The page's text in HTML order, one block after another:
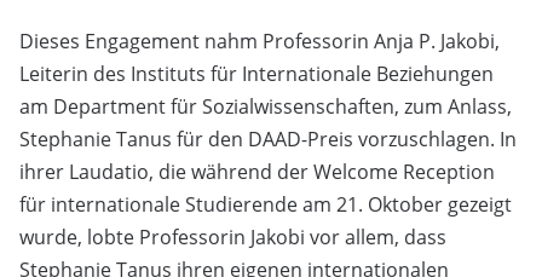
Dieses Engagement nahm Professorin Anja P. Jakobi,
Leiterin des Instituts für Internationale Beziehungen
am Department für Sozialwissenschaften, zum Anlass,
Stephanie Tanus für den DAAD-Preis vorzuschlagen. In
ihrer Laudatio, die während der Welcome Reception
für internationale Studierende am 21. Oktober gezeigt
wurde, lobte Professorin Jakobi vor allem, dass
Stephanie Tanus ihren eigenen internationalen